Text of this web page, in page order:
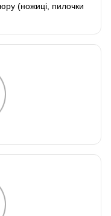
(ножиці, пилочки